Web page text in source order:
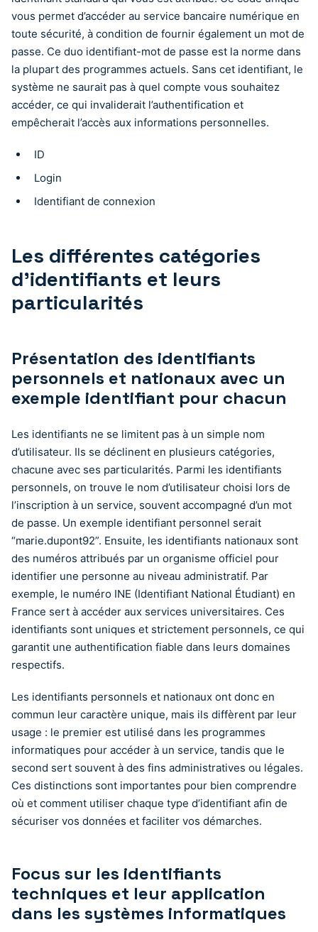
vous permet d’accéder au service bancaire numérique en
toute sécurité, à condition de fournir également un mot de
passe. Ce duo identifiant-mot de passe est la norme dans
la plupart des programmes actuels. Sans cet identifiant, le
système ne saurait pas à quel compte vous souhaitez
accéder, ce qui invaliderait l’authentification et
empêcherait l’accès aux informations personnelles.
ID
Login
Identifiant de connexion
Les différentes catégories
d’identifiants et leurs
particularités
Présentation des identifiants
personnels et nationaux avec un
exemple identifiant pour chacun
Les identifiants ne se limitent pas à un simple nom
d’utilisateur. Ils se déclinent en plusieurs catégories,
chacune avec ses particularités. Parmi les identifiants
personnels, on trouve le nom d’utilisateur choisi lors de
l’inscription à un service, souvent accompagné d’un mot
de passe. Un exemple identifiant personnel serait
“marie.dupont92”. Ensuite, les identifiants nationaux sont
des numéros attribués par un organisme officiel pour
identifier une personne au niveau administratif. Par
exemple, le numéro INE (Identifiant National Étudiant) en
France sert à accéder aux services universitaires. Ces
identifiants sont uniques et strictement personnels, ce qui
garantit une authentification fiable dans leurs domaines
respectifs.
Les identifiants personnels et nationaux ont donc en
commun leur caractère unique, mais ils diffèrent par leur
usage : le premier est utilisé dans les programmes
informatiques pour accéder à un service, tandis que le
second sert souvent à des fins administratives ou légales.
Ces distinctions sont importantes pour bien comprendre
où et comment utiliser chaque type d’identifiant afin de
sécuriser vos données et faciliter vos démarches.
Focus sur les identifiants
techniques et leur application
dans les systèmes informatiques